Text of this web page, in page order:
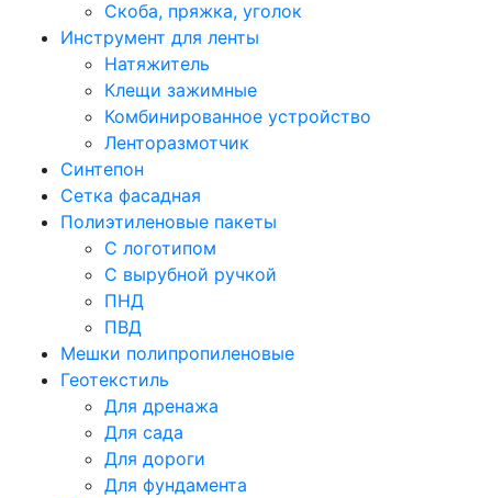
Скоба, пряжка, уголок
Инструмент для ленты
Натяжитель
Клещи зажимные
Комбинированное устройство
Ленторазмотчик
Синтепон
Сетка фасадная
Полиэтиленовые пакеты
С логотипом
С вырубной ручкой
ПНД
ПВД
Мешки полипропиленовые
Геотекстиль
Для дренажа
Для сада
Для дороги
Для фундамента